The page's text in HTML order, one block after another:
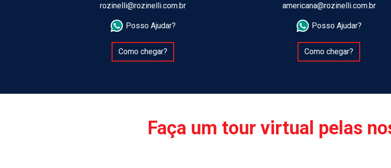
rozinelli@rozinelli.com.br
Posso Ajudar?
Como chegar?
americana@rozinelli.com.br
Posso Ajudar?
Como chegar?
Faça um tour virtual pelas